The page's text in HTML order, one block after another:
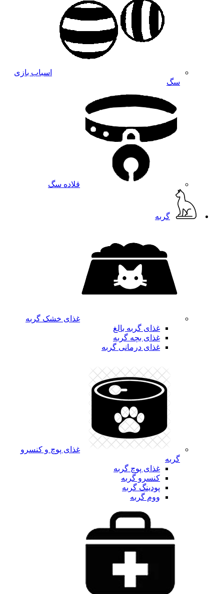
اسباب بازی
سگ
قلاده سگ
گربه
غذای خشک گربه
غذای گربه بالغ
غذای بچه گربه
غذای درمانی گربه
غذای پوچ و کنسرو
گربه
غذای پوچ گربه
کنسرو گربه
پودینگ گربه
ووم گربه